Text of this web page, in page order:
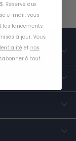
Réservé aux
e-mail, vous
les lancements
à jour. Vous
et nos
à tout